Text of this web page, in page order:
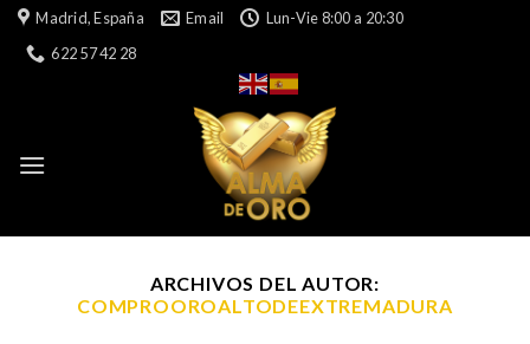
Skip Madrid, España Email
Lun-Vie 8:00 a 20:30
622 57 42 28
ARCHIVOS DEL AUTOR:
COMPROOROALTODEEXTREMADURA